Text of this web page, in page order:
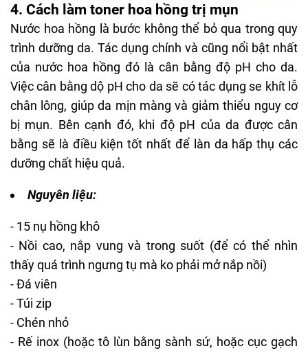
4. Cách làm toner hoa hồng trị mụn
Nước hoa hồng là bước không thể bỏ qua trong quy
trình dưỡng da. Tác dụng chính và cũng nổi bật nhất
của nước hoa hồng đó là cân bằng độ pH cho da.
Việc cân bằng dộ pH cho da sẽ có tác dụng se khít lỗ
chân lông, giúp da mịn màng và giảm thiểu nguy cơ
bị mụn. Bên cạnh đó, khi độ pH của da được cân
bằng sẽ là điều kiện tốt nhất để làn da hấp thụ các
dưỡng chất hiệu quả.
Nguyên liệu:
- 15 nụ hồng khô
- Nồi cao, nắp vung và trong suốt (để có thể nhìn
thấy quá trình ngưng tụ mà ko phải mở nắp nồi)
- Đá viên
- Túi zip
- Chén nhỏ
- Rế inox (hoặc tô lùn bằng sành sứ, hoặc cục gạch